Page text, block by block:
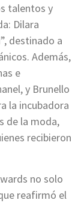
talentos y
Dilara
destinado a
Además,
e
y Brunello
la incubadora
de la moda,
recibieron
no solo
reafirmó el